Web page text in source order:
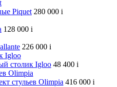
Piquet 280 000 i
128 000 i
226 000 i
столик Igloo 48 400 i
стульев Olimpia 416 000 i